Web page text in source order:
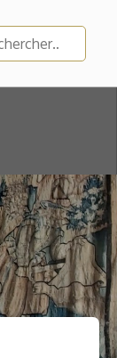
: